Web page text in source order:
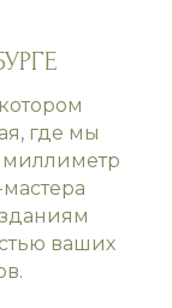
где мы
миллиметр
ваших